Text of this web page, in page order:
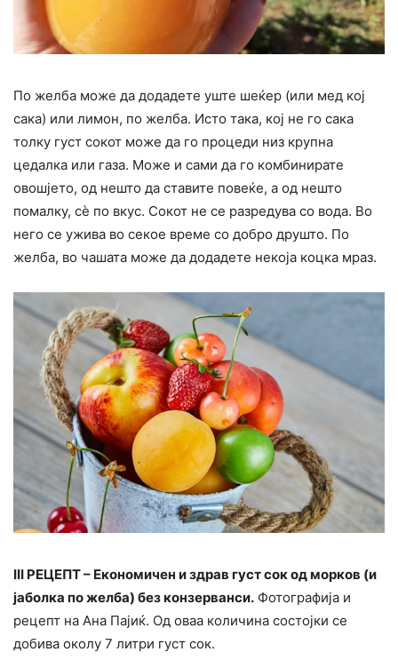
По желба може да додадете уште шеќер (или мед кој
сака) или лимон, по желба. Исто така, кој не го сака
толку густ сокот може да го процеди низ крупна
цедалка или газа. Може и сами да го комбинирате
овошјето, од нешто да ставите повеќе, а од нешто
помалку, сè по вкус. Сокот не се разредува со вода. Во
него се ужива во секое време со добро друшто. По
желба, во чашата може да додадете некоја коцка мраз.
III РЕЦЕПТ – Економичен и здрав густ сок од морков (и
јаболка по желба) без конзерванси. Фотографија и
рецепт на Ана Пајиќ. Од оваа количина состојки се
добива околу 7 литри густ сок.